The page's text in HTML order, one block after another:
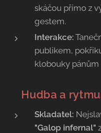
skáčou přímo z
gestem.
Interakce:
publikem,
klobouky pánům
🎻 Hudba a
Skladatel:
"Galop infernal"